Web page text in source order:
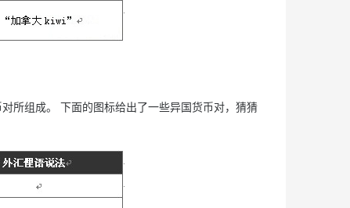
所组成。 下面的图标给出了一些异国货币对，猜猜